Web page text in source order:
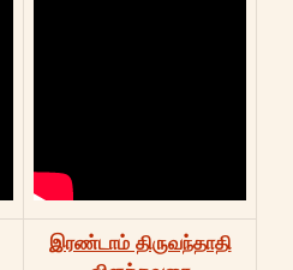
இரண்டாம் திருவந்தாதி